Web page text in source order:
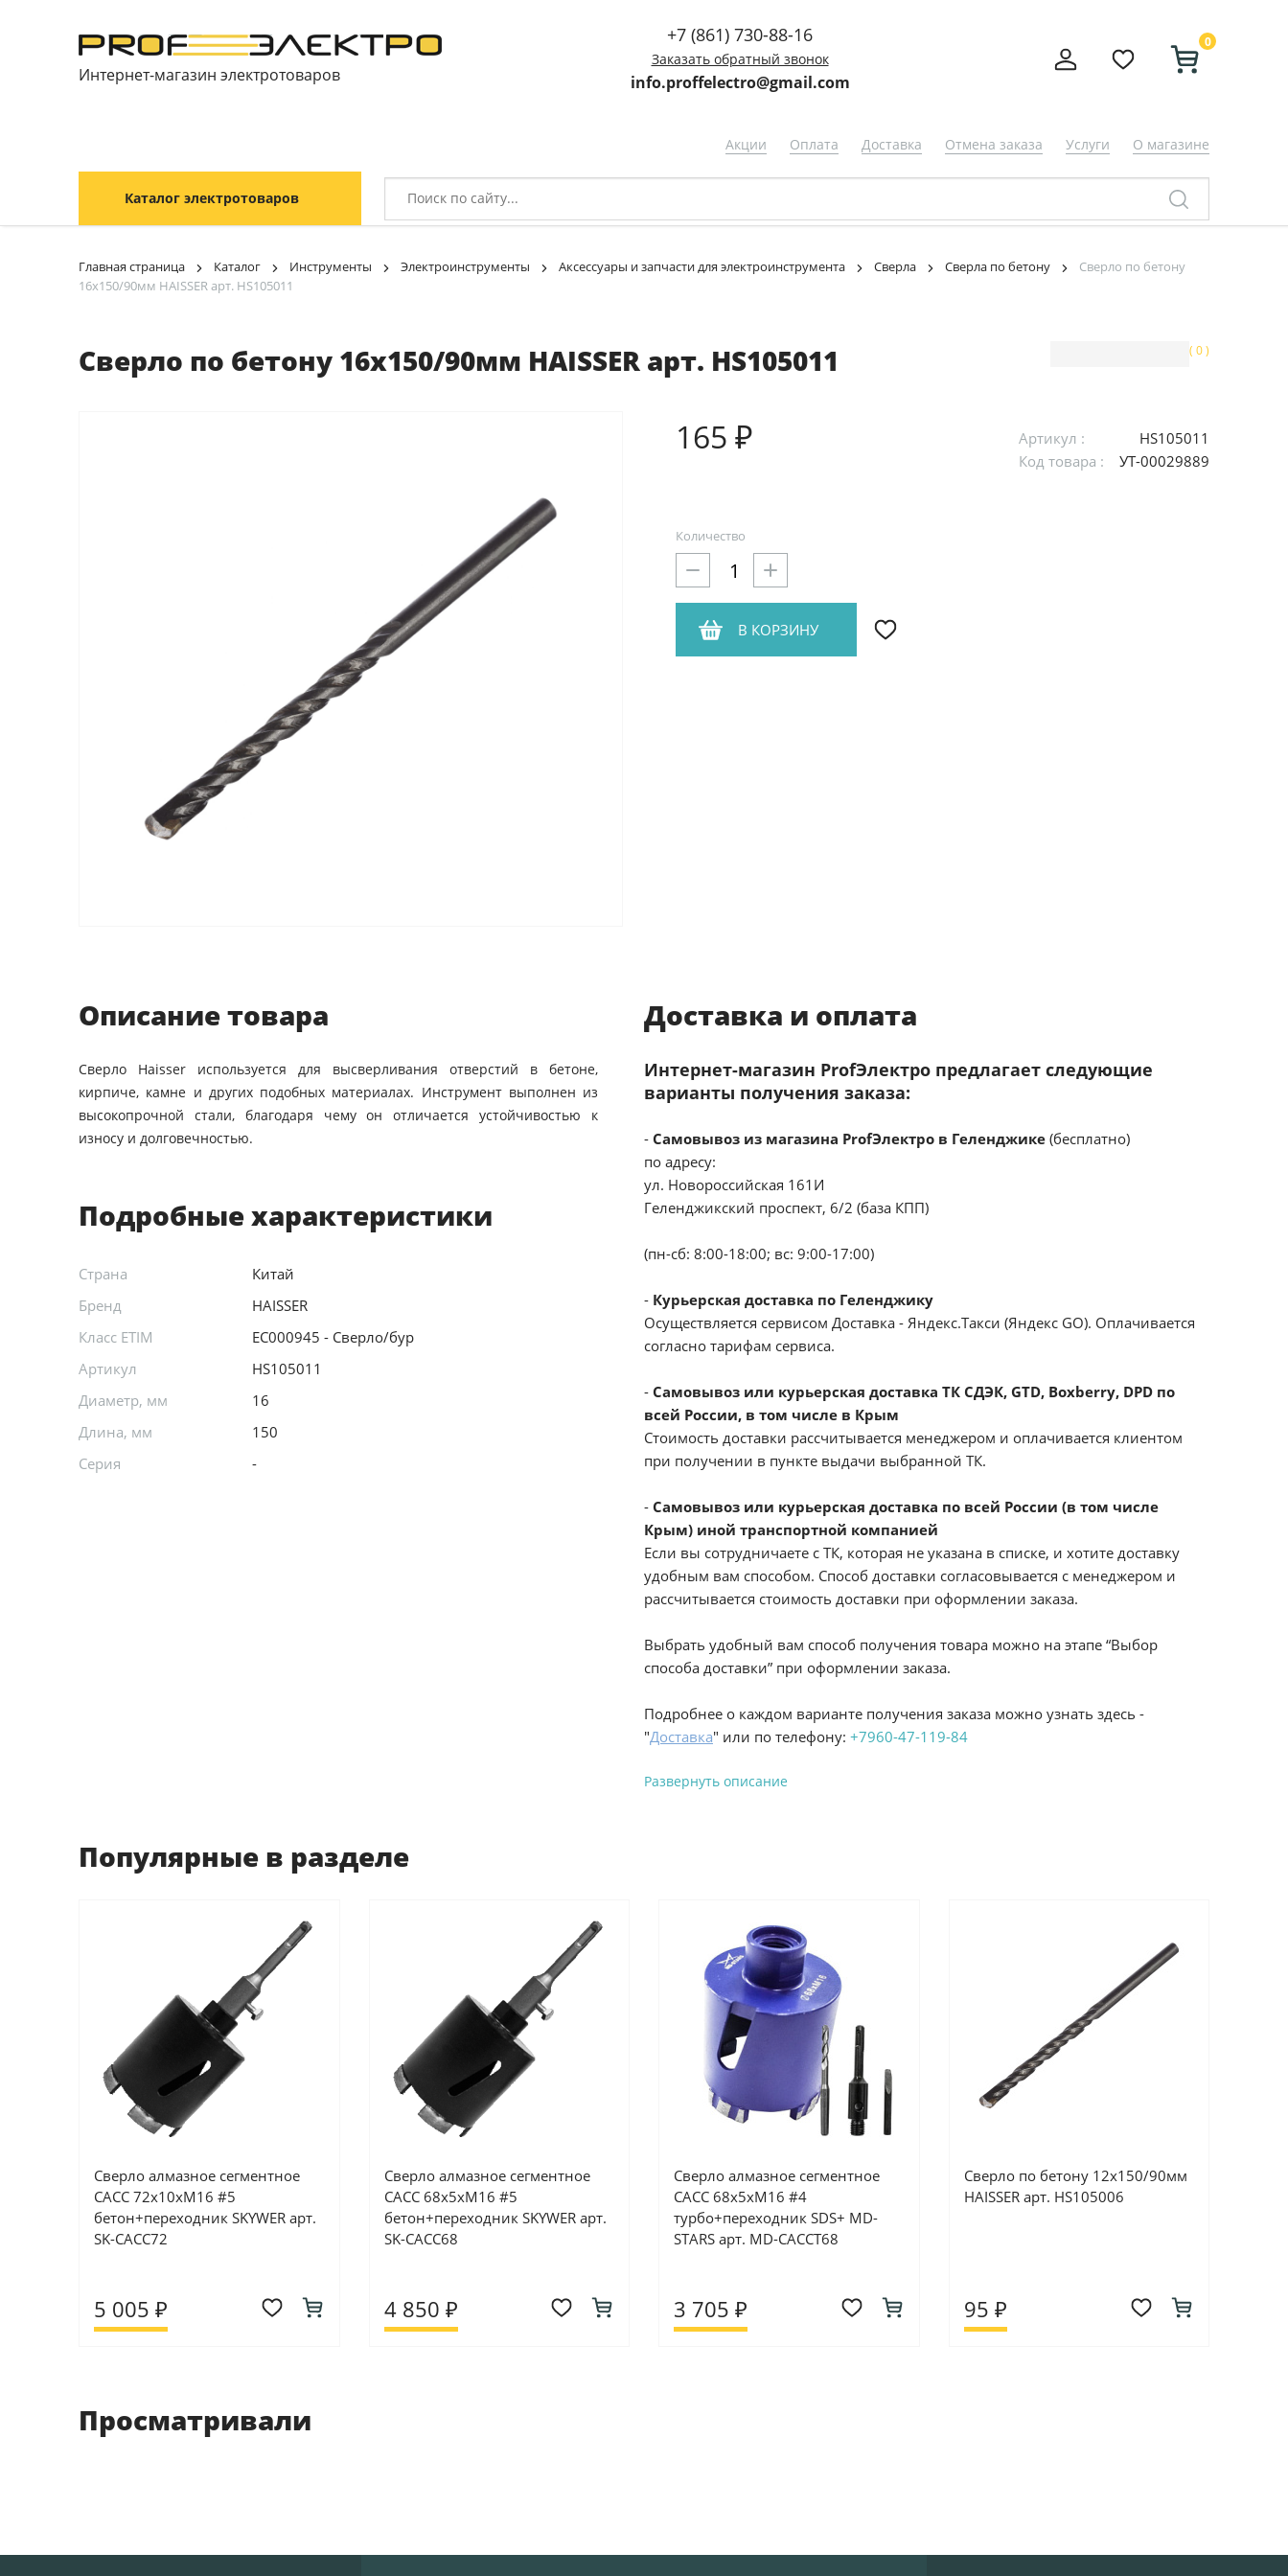
Интернет-магазин электротоваров
+7 (861) 730-88-16
Заказать обратный звонок
info.proffelectro@gmail.com
0
Акции Оплата Доставка Отмена заказа Услуги О магазине
Каталог электротоваров
Главная страница Каталог Инструменты Электроинструменты Аксессуары и запчасти для электроинструмента Сверла Сверла по бетону
Сверло по бетону
16х150/90мм HAISSER арт. HS105011
Сверло по бетону 16х150/90мм HAISSER арт. HS105011 ( 0 )
165 ₽ Артикул :
HS105011
Код товара :
УТ-00029889
Количество
В КОРЗИНУ
Описание товара
Сверло Haisser используется для высверливания отверстий в бетоне,
кирпиче, камне и других подобных материалах. Инструмент выполнен из
высокопрочной стали, благодаря чему он отличается устойчивостью к
износу и долговечностью.
Подробные характеристики
Страна
Китай
Бренд
HAISSER
Класс ETIM
EC000945 - Сверло/бур
Артикул
HS105011
Диаметр, мм
16
Длина, мм
150
Серия
-
Доставка и оплата
Интернет-магазин ProfЭлектро предлагает следующие
варианты получения заказа:
- Самовывоз из магазина ProfЭлектро в Геленджике (бесплатно)
по адресу:
ул. Новороссийская 161И
Геленджикский проспект, 6/2 (база КПП)
(пн-сб: 8:00-18:00; вс: 9:00-17:00)
- Курьерская доставка по Геленджику
Осуществляется сервисом Доставка - Яндекс.Такси (Яндекс GO). Оплачивается
согласно тарифам сервиса.
- Самовывоз или курьерская доставка ТК СДЭК, GTD, Boxberry, DPD по
всей России, в том числе в Крым
Стоимость доставки рассчитывается менеджером и оплачивается клиентом
при получении в пункте выдачи выбранной ТК.
- Самовывоз или курьерская доставка по всей России (в том числе
Крым) иной транспортной компанией
Если вы сотрудничаете с ТК, которая не указана в списке, и хотите доставку
удобным вам способом. Способ доставки согласовывается с менеджером и
рассчитывается стоимость доставки при оформлении заказа.
Выбрать удобный вам способ получения товара можно на этапе “Выбор
способа доставки” при оформлении заказа.
Подробнее о каждом варианте получения заказа можно узнать здесь -
"Доставка" или по телефону: +7960-47-119-84
Банковской картой или наличными при получении в магазинах
ProffЭлектро по адресу Геленджикский проспект, 6/2 (база КПП)или по
адресу ул. Новороссийская 161И.
Для юридических лиц: переводом на расчетный счет при онлайн
оплате заказа на сайте.
Подробнее о способах оплаты можно узнать здесь - "Оплата"
Развернуть описание
Популярные в разделе
Сверло алмазное сегментное
CACC 72х10хM16 #5
бетон+переходник SKYWER арт.
SK-CACC72
5 005 ₽
Сверло алмазное сегментное
CACC 68х5хM16 #5
бетон+переходник SKYWER арт.
SK-CACC68
4 850 ₽
Сверло алмазное сегментное
CACC 68х5хM16 #4
турбо+переходник SDS+ MD-
STARS арт. MD-CACCT68
3 705 ₽
Сверло по бетону 12х150/90мм
HAISSER арт. HS105006
95 ₽
Просматривали